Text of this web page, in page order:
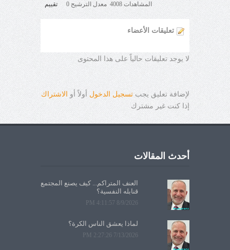
المشاهدات 4008 معدل الترشيح 0 تقييم
تعليقات الأعضاء
لا يوجد تعليقات حالياً على هذا المحتوى
لإضافة تعليق يجب تسجيل الدخولأولاً أو
الاشتراك
إذا كنت غير مشترك
أحدث المقالات
العنف المتراكم... كيف يصنع المجتمع
قنابله النفسية؟
8/9/2026 4:11:57 PM
لماذا يعشق الناس الكرة؟
7/13/2026 2:27:26 PM